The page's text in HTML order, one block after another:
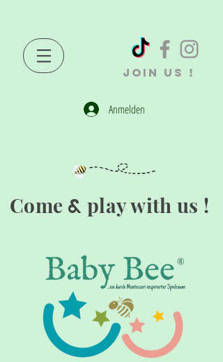
JOIN US !
Anmelden
Come & play with us !
®